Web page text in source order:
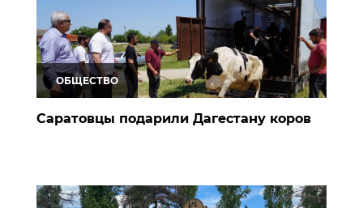
ОБЩЕСТВО
Саратовцы подарили Дагестану коров